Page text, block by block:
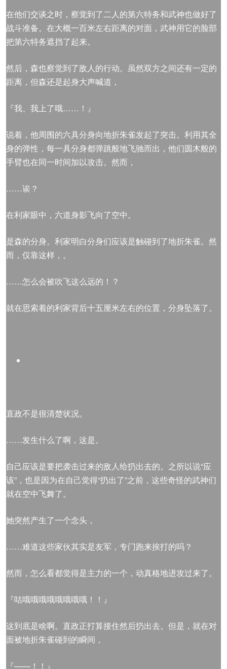
在他们交谈之时，察觉到了二人的第六特务和武神也做好了
战斗准备。在大概一百米左右距离的对面，武神用它的脸部
把第六特务遮挡了起来。
然后，森也察觉到了敌人的行动。虽然双方之间还有一定的
距离，但森还是起身大声喊道，
『我、我上了哦……！』
说着，他周围的六具分身向地折朱雀发起了突击。利用其全
身的弹性，每一具分身都弹跳般地飞驰而出，他们圆木般的
手臂也在同一时间加以攻击。然而，
……诶？
在利家眼中，六道身影飞向了空中。
是森的分身。利家明白分身们应该是触碰到了地折朱雀。然
而，仅靠这样，。
……怎么会被吹飞这么远的！？
就在思索着的利家背后十五厘米左右的位置，分身坠落了。
直政不是很清楚状况。
……发生什么了啊，这是。
自己应该是要把袭击过来的敌人给扔出去的。之所以说“应
该”，也是因为在自己觉得“扔出了”之前，这些奇怪的武神们
就在空中飞舞了。
她突然产生了一个念头，
……难道这些家伙其实是友军，专门跑来挨打的吗？
然而，怎么看都觉得是主力的一个，动真格地进攻过来了。
『咕哦哦哦哦哦哦哦哦！！』
这到底是啥啊。直政正打算接住然后扔出去。但是，就在对
面被地折朱雀碰到的瞬间，
『——！！』